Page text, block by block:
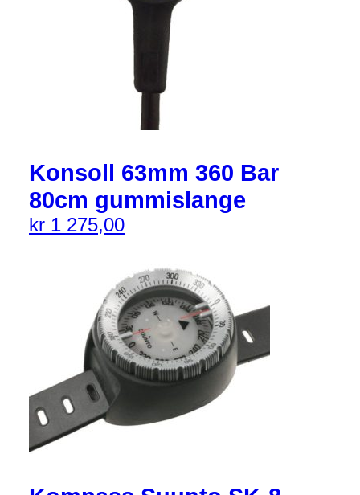
Konsoll 63mm 360 Bar
80cm gummislange
kr 1 275,00